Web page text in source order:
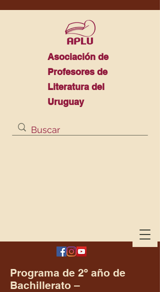
Asociación de
Profesores de
Literatura del
Uruguay
Programa de 2º año de
Bachillerato –